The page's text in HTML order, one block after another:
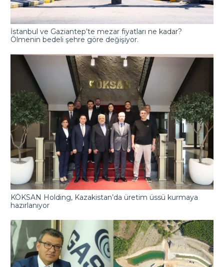
İstanbul ve Gaziantep’te mezar fiyatları ne kadar?
Ölmenin bedeli şehre göre değişiyor.
KÖKSAN Holding, Kazakistan’da üretim üssü kurmaya
hazırlanıyor